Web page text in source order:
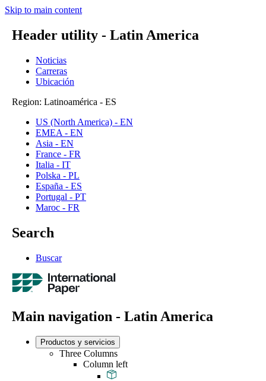
Skip to main content
Header utility - Latin America
Noticias
Carreras
Ubicación
Region: Latinoamérica - ES
US (North America) - EN
EMEA - EN
Asia - EN
France - FR
Italia - IT
Polska - PL
España - ES
Portugal - PT
Maroc - FR
Search
Buscar
Main navigation - Latin America
Productos y servicios
Three Columns
Column left